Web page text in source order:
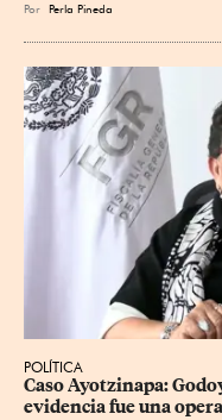
Por Perla Pineda
POLÍTICA
Caso Ayotzinapa:
evidencia fue una